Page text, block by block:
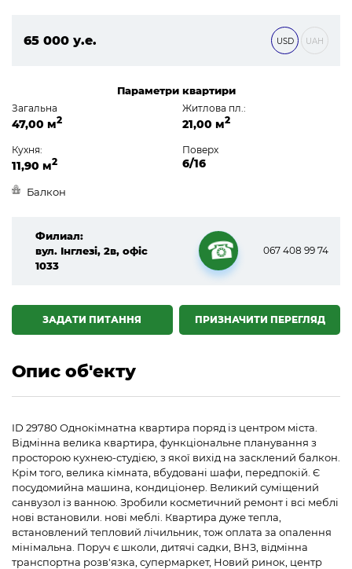
65 000 у.е.
USD UAH
Параметри квартири
Загальна
47,00 м2
Житлова пл.:
21,00 м2
Кухня:
11,90 м2
Поверх
6/16
Балкон
Филиал:
вул. Інглезі, 2в, офіс
1033
☎
067 408 99 74
ПРИЗНАЧИТИ ПЕРЕГЛЯД
ЗАДАТИ ПИТАННЯ
Опис об'екту
ID 29780 Однокімнатна квартира поряд із центром міста.
Відмінна велика квартира, функціональне планування з
просторою кухнею-студією, з якої вихід на засклений балкон.
Крім того, велика кімната, вбудовані шафи, передпокій. Є
посудомийна машина, кондиціонер. Великий суміщений
санвузол із ванною. Зробили косметичний ремонт і всі меблі
нові встановили. нові меблі. Квартира дуже тепла,
встановлений тепловий лічильник, тож оплата за опалення
мінімальна. Поруч є школи, дитячі садки, ВНЗ, відмінна
транспортна розв'язка, супермаркет, Новий ринок, центр